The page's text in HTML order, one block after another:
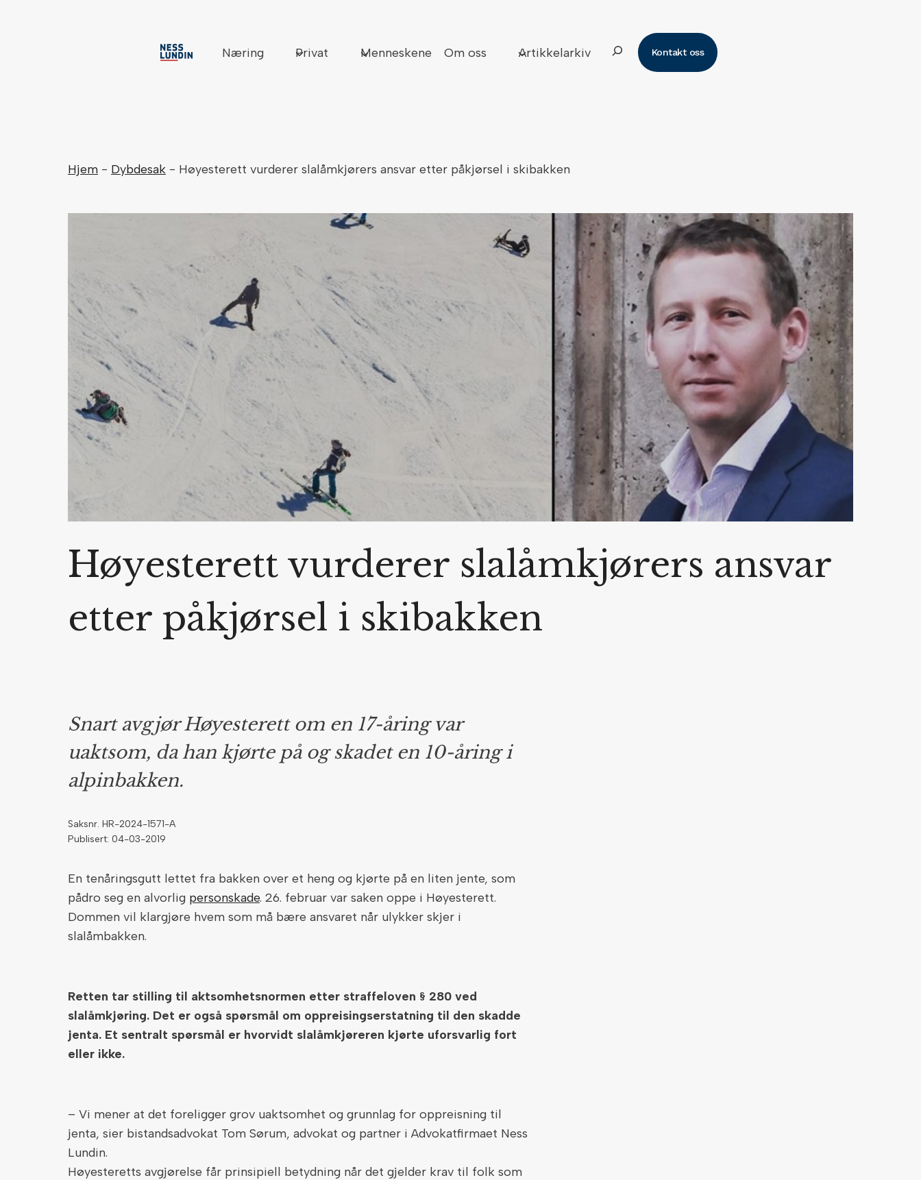
Næring Privat Menneskene Om oss Artikkelarkiv Søk Kontakt oss
Hjem - Dybdesak - Høyesterett vurderer slalåmkjørers ansvar etter påkjørsel i skibakken
Høyesterett vurderer slalåmkjørers ansvar
etter påkjørsel i skibakken
Snart avgjør Høyesterett om en 17-åring var
uaktsom, da han kjørte på og skadet en 10-åring i
alpinbakken.
Saksnr. HR-2024-1571-A
Publisert: 04-03-2019
En tenåringsgutt lettet fra bakken over et heng og kjørte på en liten jente, som
pådro seg en alvorlig personskade. 26. februar var saken oppe i Høyesterett.
Dommen vil klargjøre hvem som må bære ansvaret når ulykker skjer i
slalåmbakken.
Retten tar stilling til aktsomhetsnormen etter straffeloven § 280 ved
slalåmkjøring. Det er også spørsmål om oppreisingserstatning til den skadde
jenta. Et sentralt spørsmål er hvorvidt slalåmkjøreren kjørte uforsvarlig fort
eller ikke.
– Vi mener at det foreligger grov uaktsomhet og grunnlag for oppreisning til
jenta, sier bistandsadvokat Tom Sørum, advokat og partner i Advokatfirmaet Ness
Lundin.
Høyesteretts avgjørelse får prinsipiell betydning når det gjelder krav til folk som